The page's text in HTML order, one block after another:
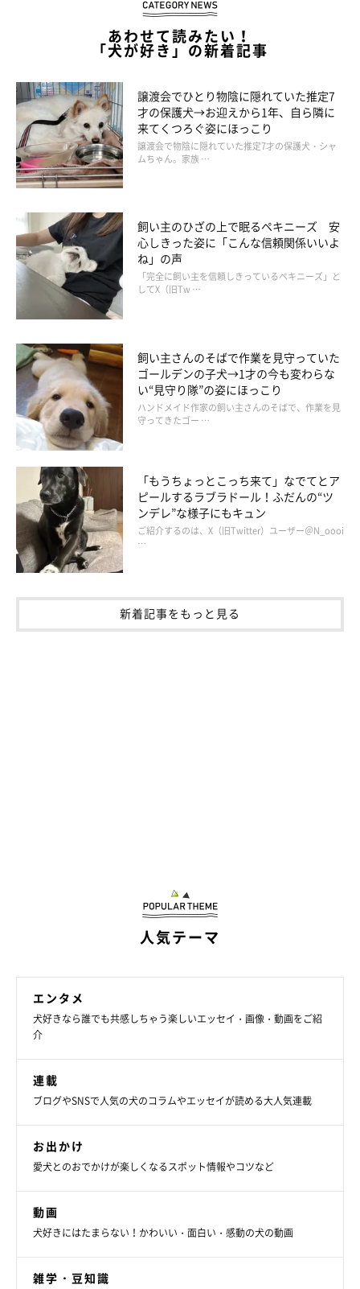
あわせて読みたい！
「犬が好き」の新着記事
譲渡会でひとり物陰に隠れていた推定7
才の保護犬→お迎えから1年、自ら隣に
来てくつろぐ姿にほっこり
譲渡会で物陰に隠れていた推定7才の保護犬・シャ
ムちゃん。家族 …
飼い主のひざの上で眠るペキニーズ 安
心しきった姿に「こんな信頼関係いいよ
ね」の声
「完全に飼い主を信頼しきっているペキニーズ」と
してX（旧Tw …
飼い主さんのそばで作業を見守っていた
ゴールデンの子犬→1才の今も変わらな
い“見守り隊”の姿にほっこり
ハンドメイド作家の飼い主さんのそばで、作業を見
守ってきたゴー …
「もうちょっとこっち来て」なでてとア
ピールするラブラドール！ふだんの“ツ
ンデレ”な様子にもキュン
ご紹介するのは、X（旧Twitter）ユーザー＠N_oooi
…
新着記事をもっと見る
人気テーマ
エンタメ
犬好きなら誰でも共感しちゃう楽しいエッセイ・画像・動画をご紹
介
連載
ブログやSNSで人気の犬のコラムやエッセイが読める大人気連載
お出かけ
愛犬とのおでかけが楽しくなるスポット情報やコツなど
動画
犬好きにはたまらない！かわいい・面白い・感動の犬の動画
雑学・豆知識